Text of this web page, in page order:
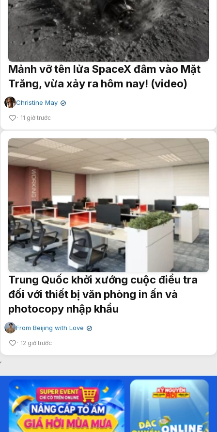
Mảnh vỡ tên lửa SpaceX đâm vào Mặt
Trăng, vừa xảy ra hôm nay! (video)
Christine May ✔
11 giờ trước
Trung Quốc khởi xướng cuộc điều tra
đối với thiết bị văn phòng in ấn và
photocopy nhập khẩu
From Beijing with Love ✔
12 giờ trước